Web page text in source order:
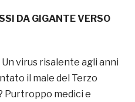
DA GIGANTE VERSO
Un virus risalente agli anni
il male del Terzo
Purtroppo medici e